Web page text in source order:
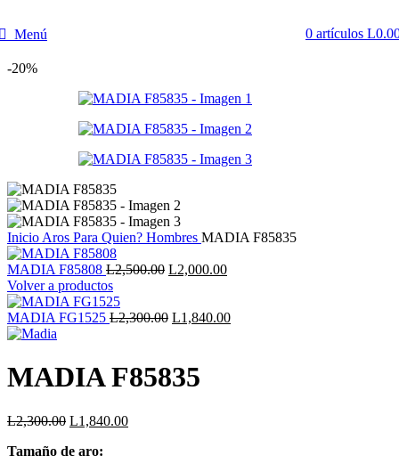
Menú 0 artículos L
-20%
Inicio Aros Para Quien? Hombres MADIA F85835
MADIA F85808 L2,500.00 El
era:
L2,000.00El
es:
Volver a productos
MADIA FG1525 L2,300.00 El
era:
L2,300.00.
L1,840.00El
MADIA F85835
L2,300.00 El
original
L1,840.00El
Tamaño de aro: